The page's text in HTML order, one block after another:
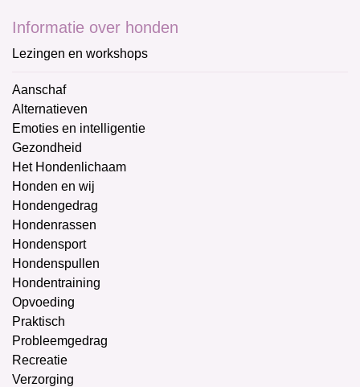
Informatie over honden
Lezingen en workshops
Aanschaf
Alternatieven
Emoties en intelligentie
Gezondheid
Het Hondenlichaam
Honden en wij
Hondengedrag
Hondenrassen
Hondensport
Hondenspullen
Hondentraining
Opvoeding
Praktisch
Probleemgedrag
Recreatie
Verzorging